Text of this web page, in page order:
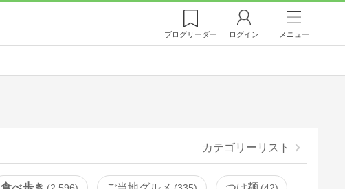
ブログリーダー ログイン メニュー
カテゴリーリスト